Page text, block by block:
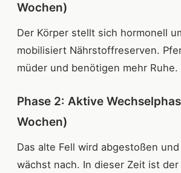
Wochen)
Der Körper stellt sich hormonell
mobilisiert Nährstoffreserven.
müder und benötigen mehr Ruhe.
Phase 2: Aktive
Wochen)
Das alte Fell wird abgestoßen
wächst nach. In dieser Zeit ist der